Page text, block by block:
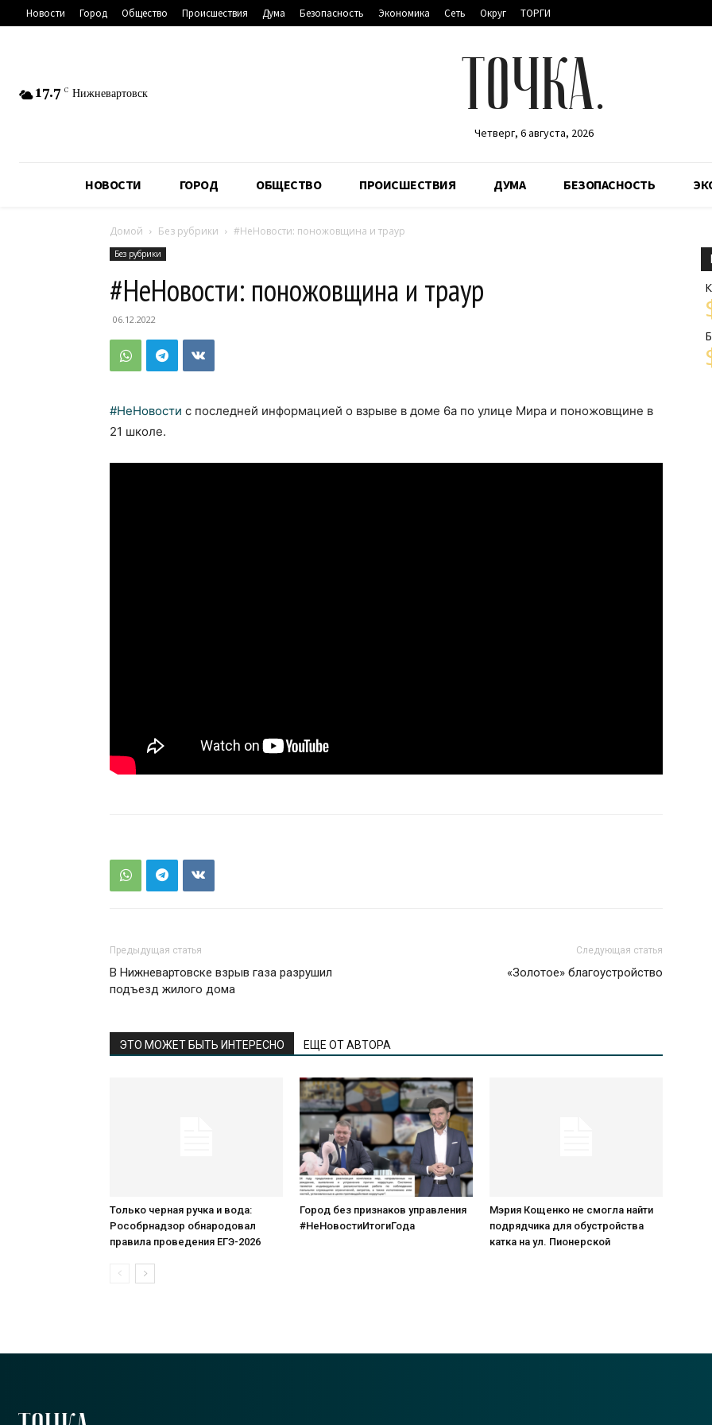
Новости Город Общество Происшествия Дума Безопасность Экономика Сеть Округ ТОРГИ
17.7 C Нижневартовск ТОЧКА.
Четверг, 6 августа, 2026
НОВОСТИ ГОРОД ОБЩЕСТВО ПРОИСШЕСТВИЯ ДУМА БЕЗОПАСНОСТЬ
Домой Без рубрики #НеНовости: поножовщина и траур
Без рубрики
#НеНовости: поножовщина и траур
06.12.2022
#НеНовости с последней информацией о взрыве в доме 6а по улице Мира и поножовщине в
21 школе.
Предыдущая статья
В Нижневартовске взрыв газа разрушил
подъезд жилого дома
Следующая статья
«Золотое» благоустройство
ЭТО МОЖЕТ БЫТЬ ИНТЕРЕСНО ЕЩЕ ОТ АВТОРА
Только черная ручка и вода:
Рособрнадзор обнародовал
правила проведения ЕГЭ-2026
Город без признаков управления
#НеНовостиИтогиГода
Мэрия Кощенко не смогла найти
подрядчика для обустройства
катка на ул. Пионерской